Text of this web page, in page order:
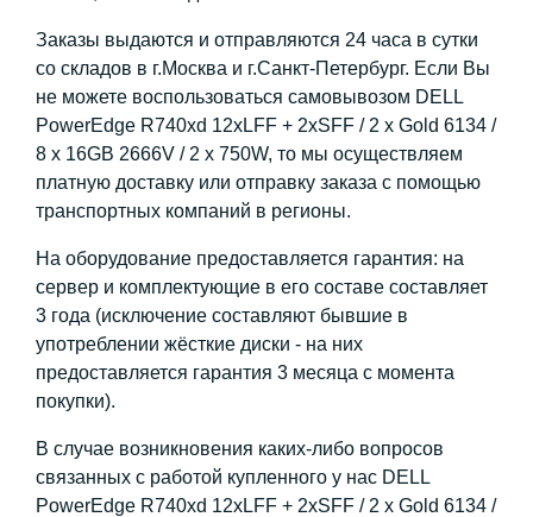
Заказы выдаются и отправляются 24 часа в сутки
со складов в г.Москва и г.Санкт-Петербург. Если Вы
не можете воспользоваться самовывозом DELL
PowerEdge R740xd 12xLFF + 2xSFF / 2 x Gold 6134 /
8 x 16GB 2666V / 2 x 750W, то мы осуществляем
платную доставку или отправку заказа с помощью
транспортных компаний в регионы.
На оборудование предоставляется гарантия: на
сервер и комплектующие в его составе составляет
3 года (исключение составляют бывшие в
употреблении жёсткие диски - на них
предоставляется гарантия 3 месяца с момента
покупки).
В случае возникновения каких-либо вопросов
связанных с работой купленного у нас DELL
PowerEdge R740xd 12xLFF + 2xSFF / 2 x Gold 6134 /